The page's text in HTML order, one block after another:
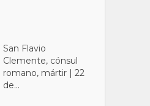
San Flavio
Clemente, cónsul
romano, mártir | 22
de...